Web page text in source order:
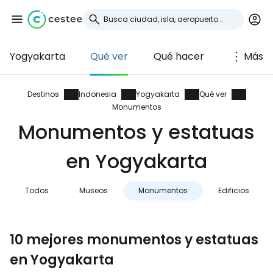
Yogyakarta Qué ver Qué hacer Más
Destinos Indonesia Yogyakarta
Qué ver
Monumentos
Monumentos y estatuas
en Yogyakarta
Todos Museos Monumentos Edificios
10 mejores monumentos y estatuas
en Yogyakarta
Iniciar sesión en
Cestee
... la comunidad mundial de viajeros
Continuar con Google
Continuar con Email